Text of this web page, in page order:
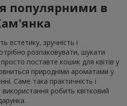
популярними в
естетику, зручність і
розпаковувати, шукати
поставте кошик для квітів у
природніми ароматами у
Саме така практичність і
робить квітковий